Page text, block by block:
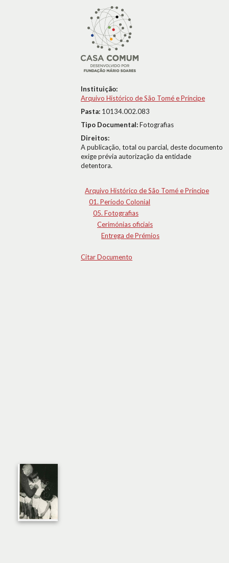
Instituição:
Arquivo Histórico de São Tomé e Príncipe
Pasta: 10134.002.083
Tipo Documental:Fotografias
Direitos:
A publicação, total ou parcial, deste documento
exige prévia autorização da entidade
detentora.
Arquivo Histórico de São Tomé e Príncipe
01. Período Colonial
05. Fotografias
Cerimónias oficiais
Entrega de Prémios
Citar Documento